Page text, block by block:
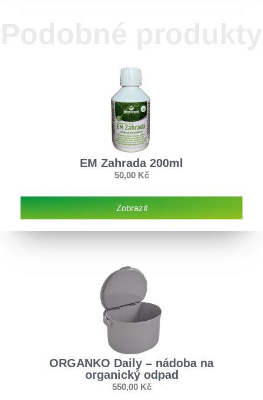
EM Zahrada 200ml
50,00 Kč
Zobrazit
ORGANKO Daily – nádoba na
organický odpad
550,00 Kč